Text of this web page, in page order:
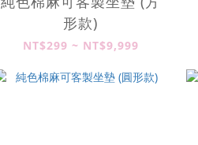
形款)
NT$299 ~ NT$9,999